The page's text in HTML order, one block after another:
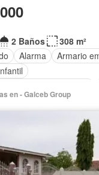
2 Baños
308 m²
Alarma Armario
Jardín Cocina integral
en - Galceb Group